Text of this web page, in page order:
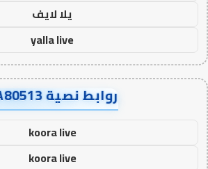
يلا لايف
yalla live
روابط نصية AA80513
koora live
koora live